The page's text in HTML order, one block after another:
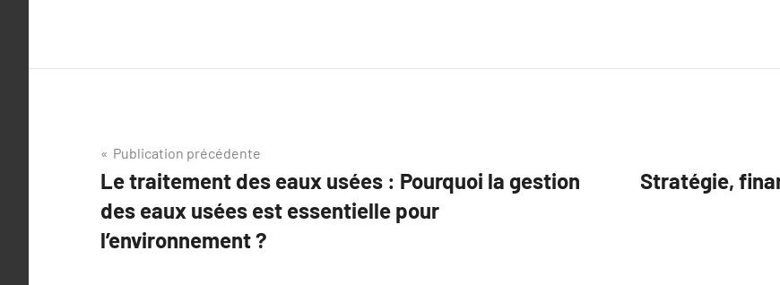
Navigation
de
l’article
Publication précédente
Le traitement des eaux usées : Pourquoi la gestion
des eaux usées est essentielle pour
l’environnement ?
Stratégie,